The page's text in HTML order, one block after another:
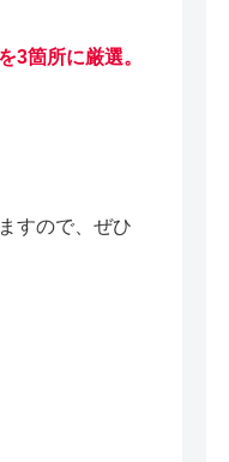
3箇所に厳選。
すので、ぜひ